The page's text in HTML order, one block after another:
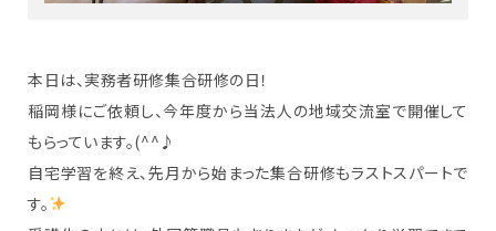
本日は、実務者研修集合研修の日！
稲岡様にご依頼し、今年度から当法人の地域交流室で開催して
もらっています。(^^♪
自宅学習を終え、先月から始まった集合研修もラストスパートで
す。